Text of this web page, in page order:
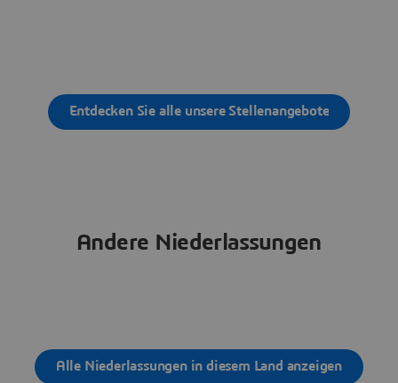
Entdecken Sie alle unsere Stellenangebote
Andere Niederlassungen
Alle Niederlassungen in diesem Land anzeigen